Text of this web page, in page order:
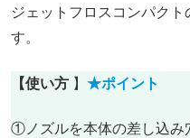
ジェットフロスコンパク
す。
【使い方 】 ★ポイント
①ノズルを本体の差し込み